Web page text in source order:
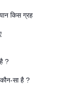
किस ग्रह
?
सा है ?